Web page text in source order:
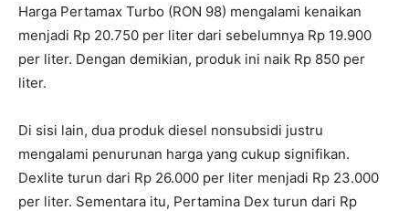
Harga Pertamax Turbo (RON 98) mengalami kenaikan
menjadi Rp 20.750 per liter dari sebelumnya Rp 19.900
per liter. Dengan demikian, produk ini naik Rp 850 per
liter.
Di sisi lain, dua produk diesel nonsubsidi justru
mengalami penurunan harga yang cukup signifikan.
Dexlite turun dari Rp 26.000 per liter menjadi Rp 23.000
per liter. Sementara itu, Pertamina Dex turun dari Rp